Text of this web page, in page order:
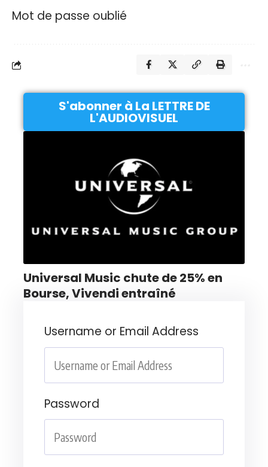
Mot de passe oublié
S'abonner à La LETTRE DE
L'AUDIOVISUEL
Universal Music chute de 25% en
Bourse, Vivendi entraîné
Username or Email Address
Password